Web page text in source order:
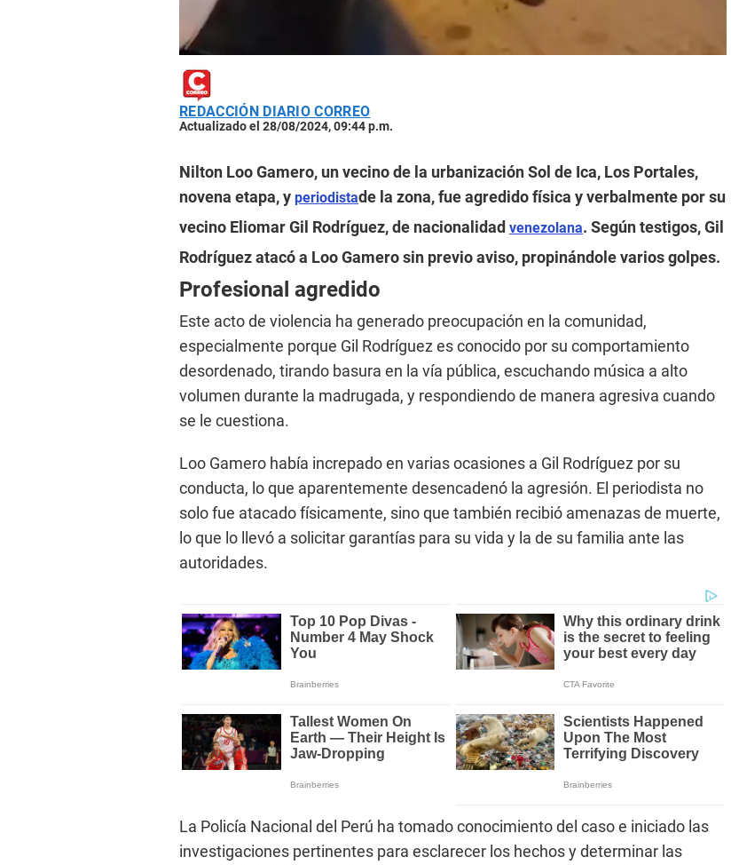
REDACCIÓN DIARIO CORREO
Actualizado el 28/08/2024, 09:44 p.m.
Nilton Loo Gamero, un vecino de la urbanización Sol de Ica, Los Portales,
novena etapa, y periodistade la zona, fue agredido física y verbalmente por su
vecino Eliomar Gil Rodríguez, de nacionalidad venezolana. Según testigos, Gil
Rodríguez atacó a Loo Gamero sin previo aviso, propinándole varios golpes.
Profesional agredido
Este acto de violencia ha generado preocupación en la comunidad,
especialmente porque Gil Rodríguez es conocido por su comportamiento
desordenado, tirando basura en la vía pública, escuchando música a alto
volumen durante la madrugada, y respondiendo de manera agresiva cuando
se le cuestiona.
Loo Gamero había increpado en varias ocasiones a Gil Rodríguez por su
conducta, lo que aparentemente desencadenó la agresión. El periodista no
solo fue atacado físicamente, sino que también recibió amenazas de muerte,
lo que lo llevó a solicitar garantías para su vida y la de su familia ante las
autoridades.
La Policía Nacional del Perú ha tomado conocimiento del caso e iniciado las
investigaciones pertinentes para esclarecer los hechos y determinar las